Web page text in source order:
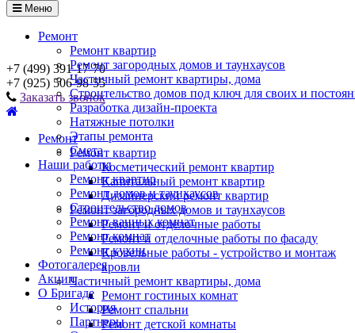
Меню
Ремонт
Ремонт квартир
Ремонт загородных домов и таунхаусов
Частичный ремонт квартиры, дома
Строительство домов под ключ для своих и
Разработка дизайн-проекта
Натяжные потолки
Этапы ремонта
Смета
Наши работы
Ремонт квартир
Ремонт домов и таунхаусов
Строительство домов
Ремонт ванных комнат
Ремонт комнат
Ремонт кухни
Фотогалерея
Акции
О Бригаде
История
Партнеры
+7 (499) 391-17-70
+7 (925) 506-98-55
Заказать звонок
Ремонт
Ремонт квартир
Косметический ремонт квартир
Капитальный ремонт квартир
Дизайнерский ремонт квартир
Ремонт загородных домов и таунхаусов
Ремонт и отделочные работы
Ремонт и отделочные работы по фасаду
Кровельные работы - устройство и монтаж
кровли
Частичный ремонт квартиры, дома
Ремонт гостиных комнат
Ремонт спальни
Ремонт детской комнаты